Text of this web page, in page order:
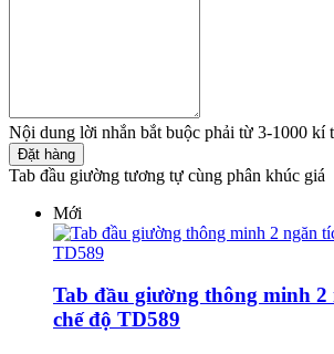
Nội dung lời nhắn bắt buộc phải từ 3-1000 kí
Đặt hàng
Tab đầu giường tương tự cùng phân khúc giá
Mới
Tab đầu giường thông minh
chế độ TD589